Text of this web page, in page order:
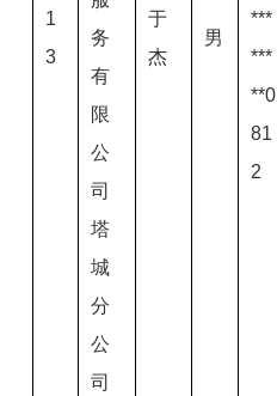
1
3
务
有
限
公
司
塔
城
分
公
司
于
杰
男
***
***
**0
81
2